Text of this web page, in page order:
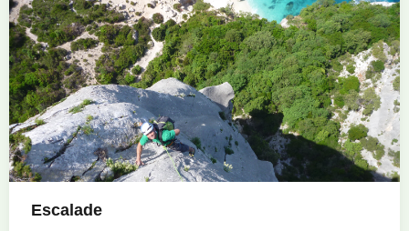
Escalade